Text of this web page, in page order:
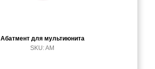
Абатмент для мультиюнита
SKU:AM